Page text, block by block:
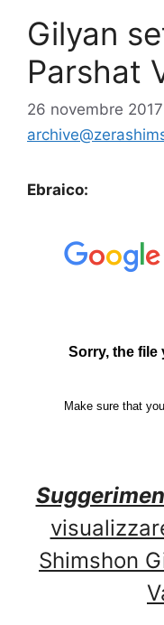
Gilyan
Parshat
26 novembre 2017
Ebraico:
Shimshon